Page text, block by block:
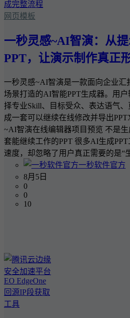
网页模板
一秒灵感~AI智演：从
PPT，让演示制作真正
一秒灵感~AI智演是一款面向企业汇
场景打造的AI智能PPT生成器。用
择专业Skill、目标受众、表达语气
成一套可以继续在线修改并导出
~AI智演在线编辑器项目预览 不是
套能继续工作的PPT 很多AI生成
速度，却忽略了用户真正需要的是
一秒软件官方
8月5日
0
0
10